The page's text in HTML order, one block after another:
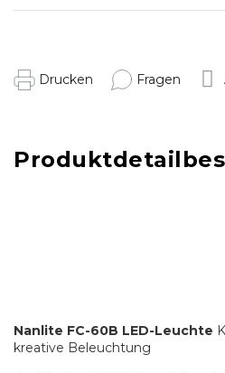
Drucken Fragen
Nanlite FC-60B LED-Leuchte
kreative Beleuchtung